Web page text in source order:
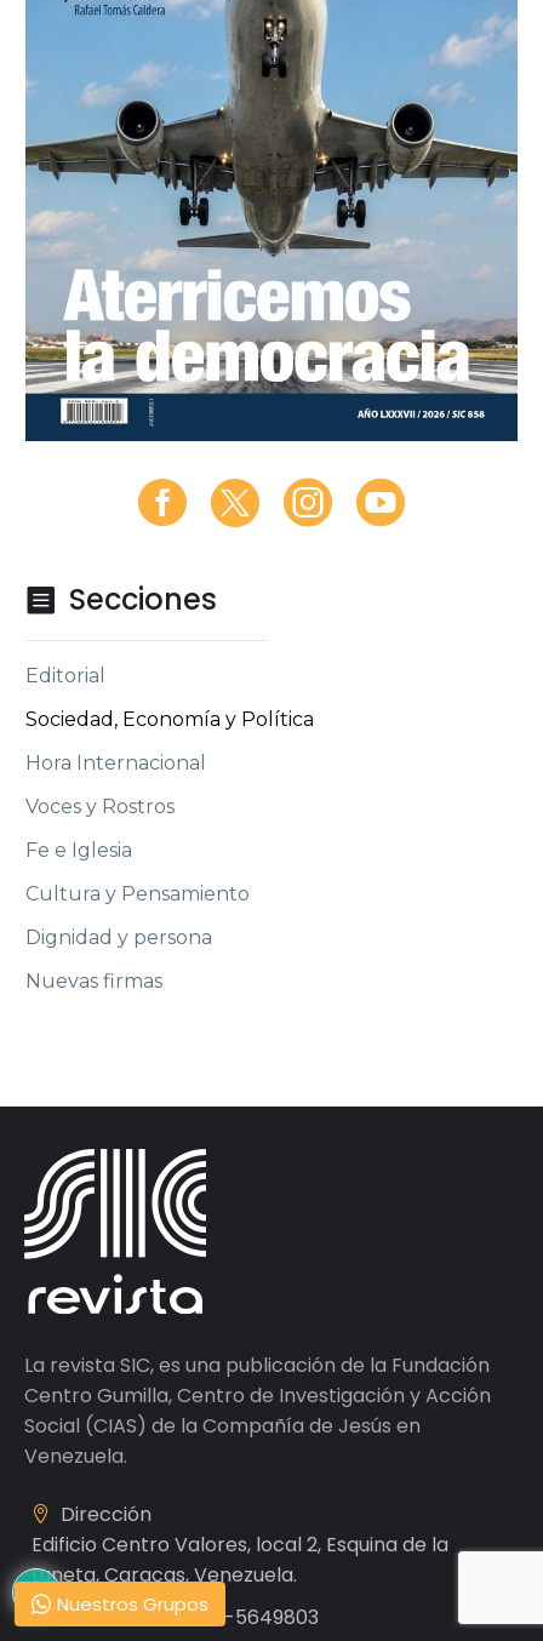
 Secciones
Editorial
Sociedad, Economía y Política
Hora Internacional
Voces y Rostros
Fe e Iglesia
Cultura y Pensamiento
Dignidad y persona
Nuevas firmas
La revista SIC, es una publicación de la Fundación
Centro Gumilla, Centro de Investigación y Acción
Social (CIAS) de la Compañía de Jesús en
Venezuela.
Dirección
Edificio Centro Valores, local 2, Esquina de la
Luneta, Caracas, Venezuela.
Teléfono+58 212-5649803
Nuestros Grupos